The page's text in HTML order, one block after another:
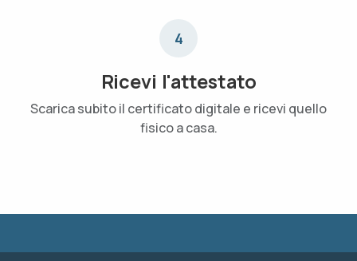
4
Ricevi l'attestato
Scarica subito il certificato digitale e ricevi quello
fisico a casa.